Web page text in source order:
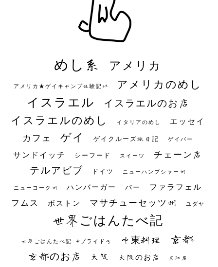
めし系 アメリカ
アメリカ★ゲイキャンプ体験記S3 アメリカのめし
イスラエル イスラエルのお店
イスラエルのめし イタリアのめし エッセイ
カフェ ゲイ ゲイクルーズ旅日記 ゲイバー
サンドイッチ シーフード スイーツ チェーン店
テルアビブ ドイツ ニューハンプシャー州
ニューヨーク州 ハンバーガー バー ファラフェル
フムス ボストン マサチューセッツ州 ユダヤ
世界ごはんたべ記
世界ごはんたべ記 #プライド号 中東料理 京都
京都のお店 大阪 大阪のお店 居酒屋